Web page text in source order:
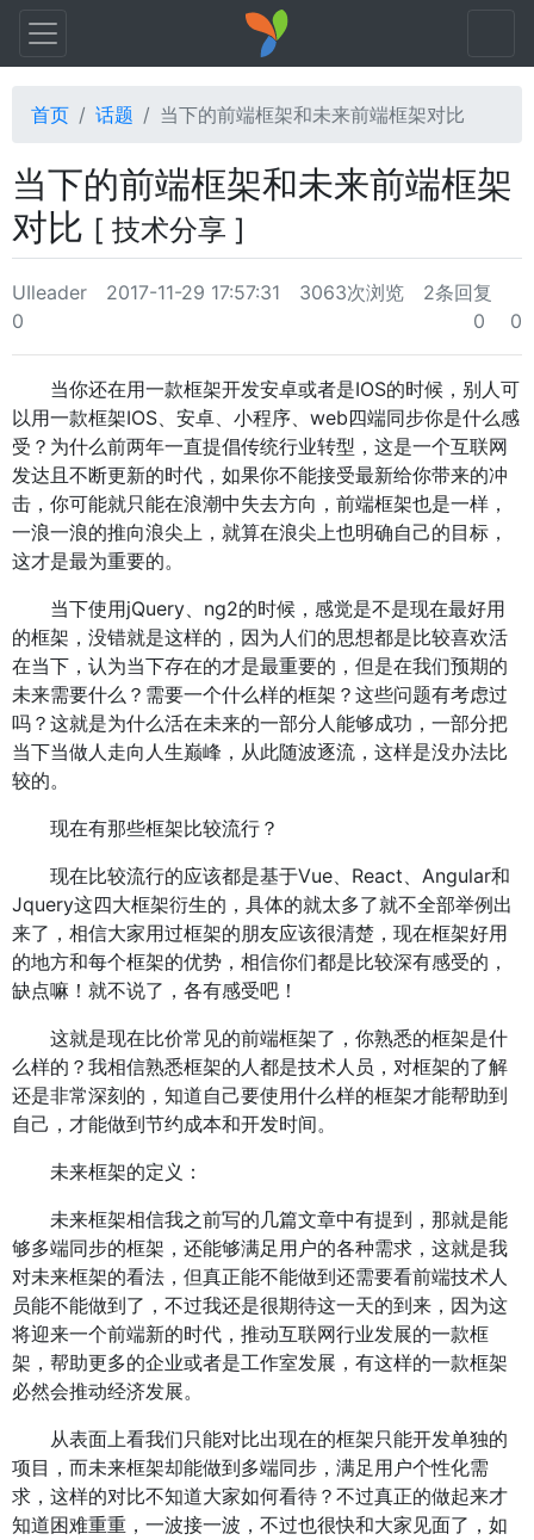
首页 话题 当下的前端框架和未来前端框架对比
当下的前端框架和未来前端框架
对比 [ 技术分享 ]
UIleader 2017-11-29 17:57:31 3063次浏览
2条回复
0
0 0
当你还在用一款框架开发安卓或者是IOS的时候，别人可
以用一款框架IOS、安卓、小程序、web四端同步你是什么感
受？为什么前两年一直提倡传统行业转型，这是一个互联网
发达且不断更新的时代，如果你不能接受最新给你带来的冲
击，你可能就只能在浪潮中失去方向，前端框架也是一样，
一浪一浪的推向浪尖上，就算在浪尖上也明确自己的目标，
这才是最为重要的。
当下使用jQuery、ng2的时候，感觉是不是现在最好用
的框架，没错就是这样的，因为人们的思想都是比较喜欢活
在当下，认为当下存在的才是最重要的，但是在我们预期的
未来需要什么？需要一个什么样的框架？这些问题有考虑过
吗？这就是为什么活在未来的一部分人能够成功，一部分把
当下当做人走向人生巅峰，从此随波逐流，这样是没办法比
较的。
现在有那些框架比较流行？
现在比较流行的应该都是基于Vue、React、Angular和
Jquery这四大框架衍生的，具体的就太多了就不全部举例出
来了，相信大家用过框架的朋友应该很清楚，现在框架好用
的地方和每个框架的优势，相信你们都是比较深有感受的，
缺点嘛！就不说了，各有感受吧！
这就是现在比价常见的前端框架了，你熟悉的框架是什
么样的？我相信熟悉框架的人都是技术人员，对框架的了解
还是非常深刻的，知道自己要使用什么样的框架才能帮助到
自己，才能做到节约成本和开发时间。
未来框架的定义：
未来框架相信我之前写的几篇文章中有提到，那就是能
够多端同步的框架，还能够满足用户的各种需求，这就是我
对未来框架的看法，但真正能不能做到还需要看前端技术人
员能不能做到了，不过我还是很期待这一天的到来，因为这
将迎来一个前端新的时代，推动互联网行业发展的一款框
架，帮助更多的企业或者是工作室发展，有这样的一款框架
必然会推动经济发展。
从表面上看我们只能对比出现在的框架只能开发单独的
项目，而未来框架却能做到多端同步，满足用户个性化需
求，这样的对比不知道大家如何看待？不过真正的做起来才
知道困难重重，一波接一波，不过也很快和大家见面了，如